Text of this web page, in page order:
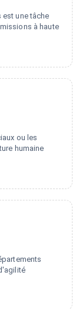
une tâche
à haute
ou les
humaine